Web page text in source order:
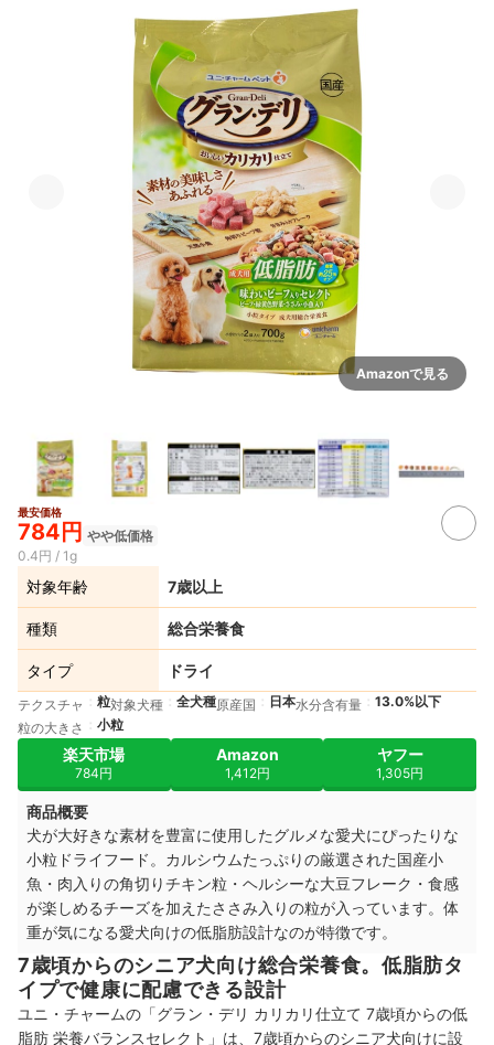
Amazonで見る
最安価格
784円 やや低価格
0.4円 / 1g
対象年齢 7歳以上
種類 総合栄養食
タイプ ドライ
テクスチャ 粒対象犬種 全犬種原産国 日本水分含有量
13.0%以下
粒の大きさ
小粒
楽天市場
784円
Amazon
1,412円
ヤフー
1,305円
商品概要
犬が大好きな素材を豊富に使用したグルメな愛犬にぴったりな
小粒ドライフード。カルシウムたっぷりの厳選された国産小
魚・肉入りの角切りチキン粒・ヘルシーな大豆フレーク・食感
が楽しめるチーズを加えたささみ入りの粒が入っています。体
重が気になる愛犬向けの低脂肪設計なのが特徴です。
7歳頃からのシニア犬向け総合栄養食。低脂肪タ
イプで健康に配慮できる設計
ユニ・チャームの「グラン・デリ カリカリ仕立て 7歳頃からの低
脂肪 栄養バランスセレクト」は、7歳頃からのシニア犬向けに設